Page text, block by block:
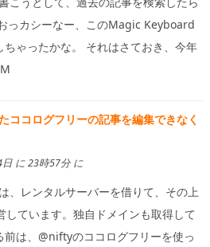
っカシーなー、このMagic Keyboard
ゃったかな。 それはさておき、今年
ココログフリーの記事を編集できなく
に 23時57分 に
、レンタルサーバーを借りて、その上
ています。独自ドメインも取得して
は、@niftyのココログフリーを使っ